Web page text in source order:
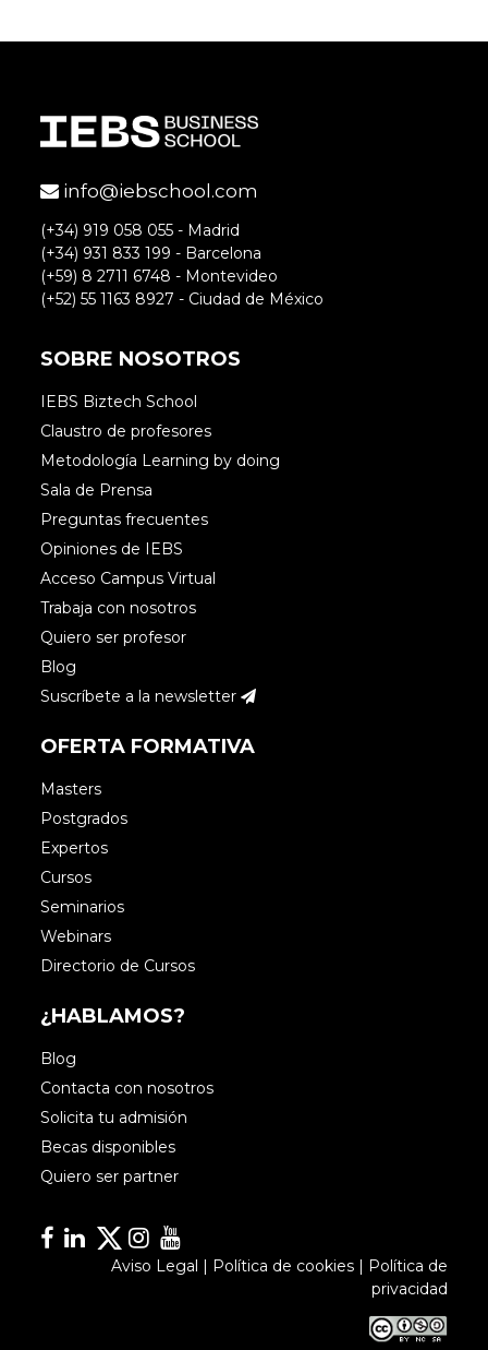
info@iebschool.com
(+34) 919 058 055 - Madrid
(+34) 931 833 199 - Barcelona
(+59) 8 2711 6748 - Montevideo
(+52) 55 1163 8927 - Ciudad de México
SOBRE NOSOTROS
IEBS Biztech School
Claustro de profesores
Metodología Learning by doing
Sala de Prensa
Preguntas frecuentes
Opiniones de IEBS
Acceso Campus Virtual
Trabaja con nosotros
Quiero ser profesor
Blog
Suscríbete a la newsletter
OFERTA FORMATIVA
Masters
Postgrados
Expertos
Cursos
Seminarios
Webinars
Directorio de Cursos
¿HABLAMOS?
Blog
Contacta con nosotros
Solicita tu admisión
Becas disponibles
Quiero ser partner
Facebook
Linkedin
Linkedin
Instagram
Aviso Legal Política de cookies|
Política de
privacidad